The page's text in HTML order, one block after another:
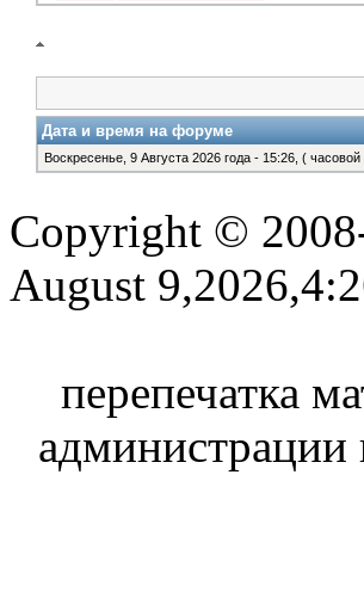
Дата и время на форуме
Воскресенье, 9 Августа 2026 года - 15:26, (
Copyright ©
August
перепечатка
администрации